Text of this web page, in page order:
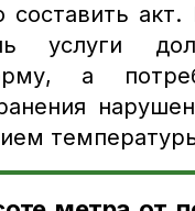
составить
услуги
а